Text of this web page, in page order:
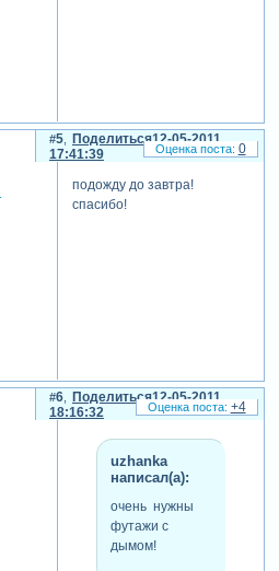
Поделиться
5
12-05-2011
17:41:39
подожду до завтра!
спасибо!
0
Поделиться
6
12-05-2011
18:16:32
uzhanka
написал(а):
очень нужны
футажи с
дымом!
+4